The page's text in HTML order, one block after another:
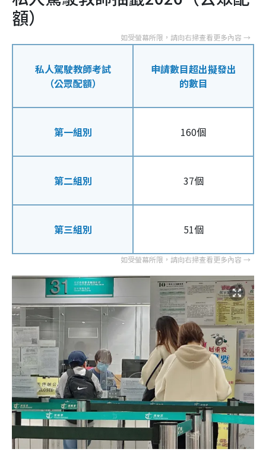
額）
私人駕駛教師考試
（公眾配額）
申請數目超出擬發出
的數目
第一組別 160個
第二組別 37個
第三組別 51個